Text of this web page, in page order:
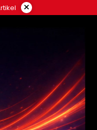
×